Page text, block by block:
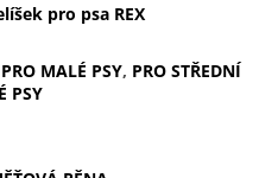
pro psa REX
PRO MALÉ PSY, PRO STŘEDNÍ
PSY